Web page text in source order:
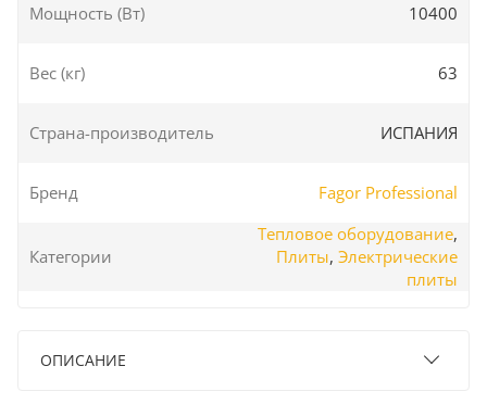
Мощность (Вт) 10400
Вес (кг) 63
Страна-производитель ИСПАНИЯ
Бренд Fagor Professional
Категории
Тепловое оборудование,
Плиты, Электрические
плиты
ОПИСАНИЕ